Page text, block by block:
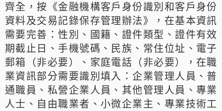
齊全，按《金融機構客戶身份識別和客戶身份
資料及交易記錄保存管理辦法》，在基本資訊
需要完善：性別、國籍、證件類型、證件有效
期截止日、手機號碼、民族、常住位址、電子
郵箱（非必要）、家庭電話（非必要），在職
業資訊部分需要識別填入：企業管理人員、普
通職員、私營企業人員、其他管理人員、專業
人士、自由職業者、小微企業主、專業技術工